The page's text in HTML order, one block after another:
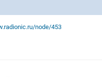
node/453